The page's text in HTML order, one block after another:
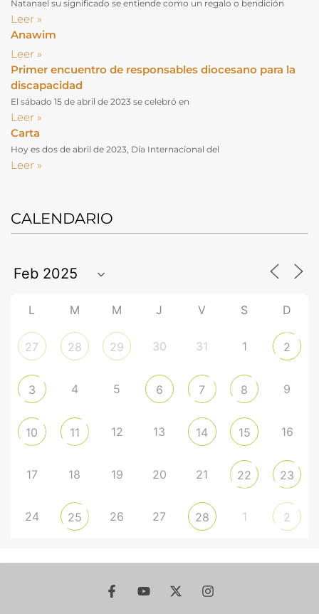
Natanael su significado se entiende como un regalo o bendición
Leer »
Anawim
Leer »
Primer encuentro de responsables diocesano para la
discapacidad
El sábado 15 de abril de 2023 se celebró en
Leer »
Carta
Hoy es dos de abril de 2023, Día Internacional del
Leer »
CALENDARIO
L M M J V S D
27 28 29 30 31 1 2
3 4 5 6 7 8 9
10 11 12 13 14 15 16
17 18 19 20 21 22 23
24 25 26 27 28 1 2